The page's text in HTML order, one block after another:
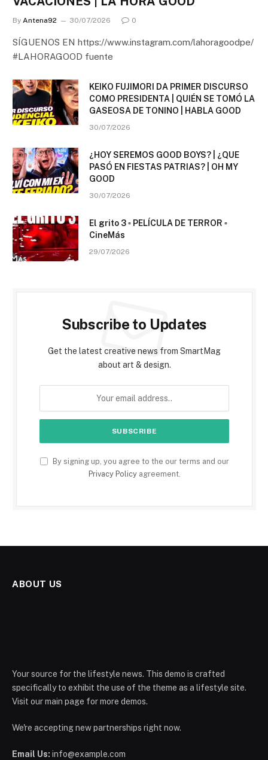
By Antena92 30/07/2026 0
SÍGUENOS EN https://www.instagram.com/lahoragoodpe/
#LAHORAGOOD fuente
KEIKO FUJIMORI DA PRIMER DISCURSO
COMO PRESIDENTA | QUIÉN SE TOMÓ LA
GASEOSA DE TONINO | HABLA GOOD
30/07/2026
¿HOY SEREMOS GOOD BOYS? | ¿QUE
PASÓ EN FIESTAS PATRIAS? | OH MY
GOOD
30/07/2026
El grito 3 ▫️ PELÍCULA DE TERROR ▫️
CineMás
29/07/2026
Subscribe to Updates
Get the latest creative news from SmartMag
about art & design.
By signing up, you agree to the our terms and our
Privacy Policyagreement.
ABOUT US
Your source for the lifestyle news. This demo is crafted
specifically to exhibit the use of the theme as a lifestyle site.
Visit our main page for more demos.
We're accepting new partnerships right now.
Email Us: info@example.com